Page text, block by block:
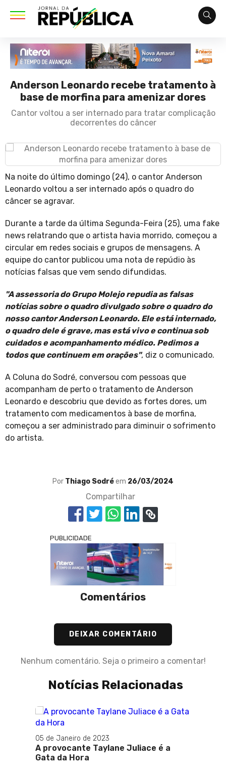
Anderson Leonardo recebe tratamento à
base de morfina para amenizar dores
Cantor voltou a ser internado para tratar complicação
decorrentes do câncer
Na noite do último domingo (24), o cantor Anderson
Leonardo voltou a ser internado após o quadro do
câncer se agravar.
Durante a tarde da última Segunda-Feira (25), uma fake
news relatrando que o artista havia morrido, começou a
circular em redes sociais e grupos de mensagens. A
equipe do cantor publicou uma nota de repúdio às
notícias falsas que vem sendo difundidas.
"A assessoria do Grupo Molejo repudia as falsas
notícias sobre o quadro divulgado sobre o quadro do
nosso cantor Anderson Leonardo. Ele está internado,
o quadro dele é grave, mas está vivo e continua sob
cuidados e acompanhamento médico. Pedimos a
todos que continuem em orações", diz o comunicado.
A Coluna do Sodré, conversou com pessoas que
acompanham de perto o tratamento de Anderson
Leonardo e descobriu que devido as fortes dores, um
tratamento com medicamentos à base de morfina,
começou a ser administrado para diminuir o sofrimento
do artista.
Por Thiago Sodréem 26/03/2024
Compartilhar
PUBLICIDADE
Comentários
DEIXAR COMENTÁRIO
Nenhum comentário. Seja o primeiro a comentar!
Notícias Relacionadas
05 de Janeiro de 2023
A provocante Taylane Juliace é a
Gata da Hora